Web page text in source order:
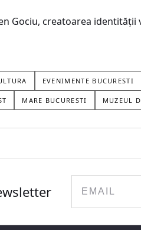
Gociu, creatoarea
EVENIMENTE BUCURESTI
MARE BUCURESTI MUZEUL